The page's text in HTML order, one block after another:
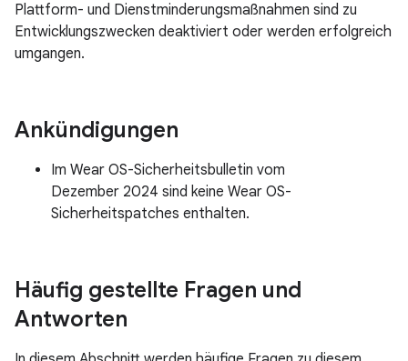
Plattform- und Dienstminderungsmaßnahmen sind zu
Entwicklungszwecken deaktiviert oder werden erfolgreich
umgangen.
Ankündigungen
Im Wear OS-Sicherheitsbulletin vom
Dezember 2024 sind keine Wear OS-
Sicherheitspatches enthalten.
Häufig gestellte Fragen und
Antworten